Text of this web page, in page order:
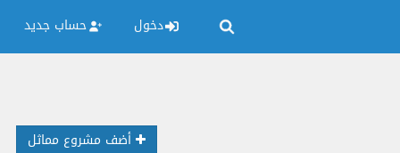
دخول حساب جديد
أضف مشروع مماثل